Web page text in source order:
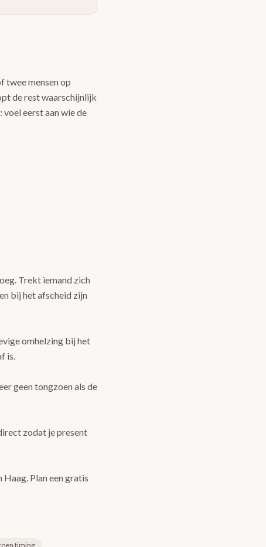
twee mensen op
de rest waarschijnlijk
eerst aan wie de
Trekt iemand zich
bij het afscheid zijn
omhelzing bij het
is.
geen tongzoen als de
zodat je present
Plan een gratis
timing